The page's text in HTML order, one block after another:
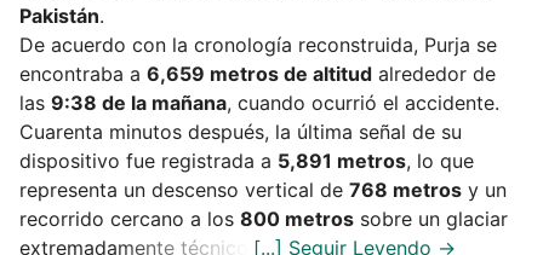
Pakistán.
De acuerdo con la cronología reconstruida, Purja se
encontraba a 6,659 metros de altitud alrededor de
las 9:38 de la mañana, cuando ocurrió el accidente.
Cuarenta minutos después, la última señal de su
dispositivo fue registrada a 5,891 metros, lo que
representa un descenso vertical de 768 metros y un
recorrido cercano a los 800 metros sobre un glaciar
extremadamente técnico.